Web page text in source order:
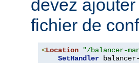
devez
fichier de
<Location "/balancer-
SetHandler balancer-